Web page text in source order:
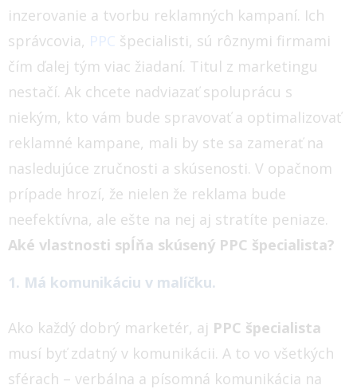
inzerovanie a tvorbu reklamných kampaní. Ich
správcovia, PPC špecialisti, sú rôznymi firmami
čím ďalej tým viac žiadaní. Titul z marketingu
nestačí. Ak chcete nadviazať spoluprácu s
niekým, kto vám bude spravovať a optimalizovať
reklamné kampane, mali by ste sa zamerať na
nasledujúce zručnosti a skúsenosti. V opačnom
prípade hrozí, že nielen že reklama bude
neefektívna, ale ešte na nej aj stratíte peniaze.
Aké vlastnosti spĺňa skúsený PPC špecialista?
1. Má komunikáciu v malíčku.
Ako každý dobrý marketér, aj PPC špecialista
musí byť zdatný v komunikácii. A to vo všetkých
sférach – verbálna a písomná komunikácia na